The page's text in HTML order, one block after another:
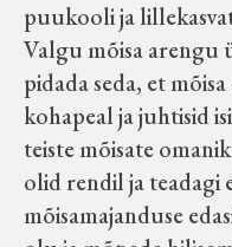
puukooli ja
Valgu mõisa arengu
pidada seda, et
kohapeal ja juhtisid
teiste mõisate
olid rendil ja
mõisamajanduse